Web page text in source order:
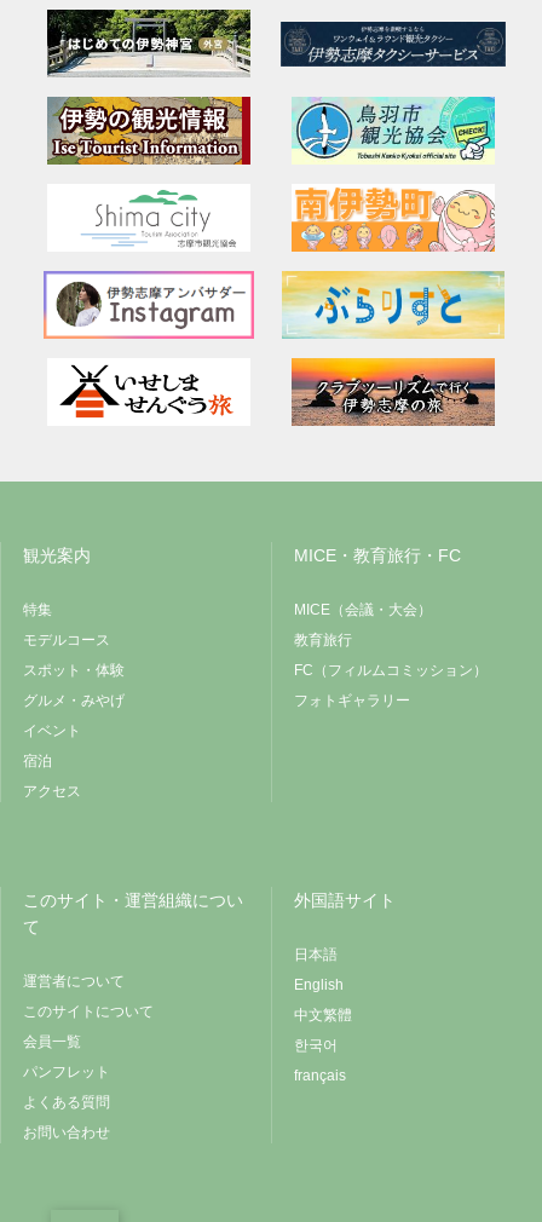
観光案内
特集
モデルコース
スポット・体験
グルメ・みやげ
イベント
宿泊
アクセス
MICE・教育旅行・FC
MICE（会議・大会）
教育旅行
FC（フィルムコミッション）
フォトギャラリー
このサイト・運営組織につい
て
運営者について
このサイトについて
会員一覧
パンフレット
よくある質問
お問い合わせ
外国語サイト
日本語
English
中文繁體
한국어
français